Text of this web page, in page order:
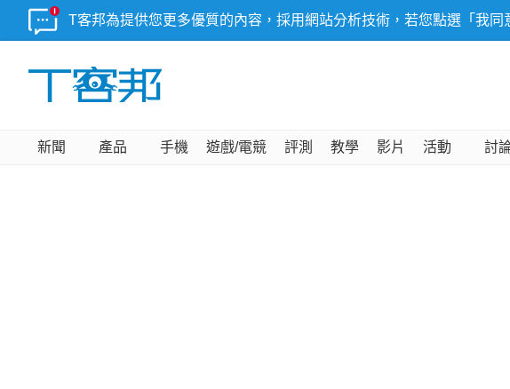
T客邦為提供您更多優質的內容，採用網站分析技術，若您點選「我
新聞 產品 手機 遊戲/電競 評測 教學 影片 活動 討